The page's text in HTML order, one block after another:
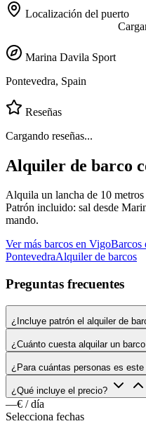
Localización del puerto
Marina Davila Sport
Pontevedra, Spain
Reseñas
Cargando reseñas...
Alquiler de barco
Alquila un lancha de 10
Patrón incluido: sal desde
mando.
Ver más barcos en VigoBarcos
PontevedraAlquiler de barcos
Preguntas frecuentes
¿Incluye patrón el alquiler de
¿Cuánto cuesta alquilar un
¿Para cuántas personas es este
¿Qué incluye el precio?
—€ / día
Selecciona fechas